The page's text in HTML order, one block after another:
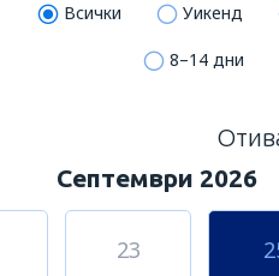
Всички Уикенд
8–14 дни
Септември 2026
23